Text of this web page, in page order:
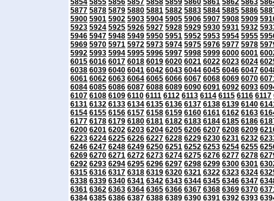
5854 5855 5856 5857 5858 5859 5860 5861 5862 5863
5877 5878 5879 5880 5881 5882 5883 5884 5885 5886
5900 5901 5902 5903 5904 5905 5906 5907 5908 5909
5923 5924 5925 5926 5927 5928 5929 5930 5931 5932
5946 5947 5948 5949 5950 5951 5952 5953 5954 5955
5969 5970 5971 5972 5973 5974 5975 5976 5977 5978
5992 5993 5994 5995 5996 5997 5998 5999 6000 6001
6015 6016 6017 6018 6019 6020 6021 6022 6023 6024
6038 6039 6040 6041 6042 6043 6044 6045 6046 6047
6061 6062 6063 6064 6065 6066 6067 6068 6069 6070
6084 6085 6086 6087 6088 6089 6090 6091 6092 6093
6107 6108 6109 6110 6111 6112 6113 6114 6115 6116 6117
6131 6132 6133 6134 6135 6136 6137 6138 6139 6140
6154 6155 6156 6157 6158 6159 6160 6161 6162 6163
6177 6178 6179 6180 6181 6182 6183 6184 6185 6186
6200 6201 6202 6203 6204 6205 6206 6207 6208 6209
6223 6224 6225 6226 6227 6228 6229 6230 6231 6232
6246 6247 6248 6249 6250 6251 6252 6253 6254 6255
6269 6270 6271 6272 6273 6274 6275 6276 6277 6278
6292 6293 6294 6295 6296 6297 6298 6299 6300 6301
6315 6316 6317 6318 6319 6320 6321 6322 6323 6324
6338 6339 6340 6341 6342 6343 6344 6345 6346 6347
6361 6362 6363 6364 6365 6366 6367 6368 6369 6370
6384 6385 6386 6387 6388 6389 6390 6391 6392 6393